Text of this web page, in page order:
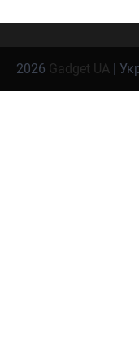
2
2026 Gadget UA |